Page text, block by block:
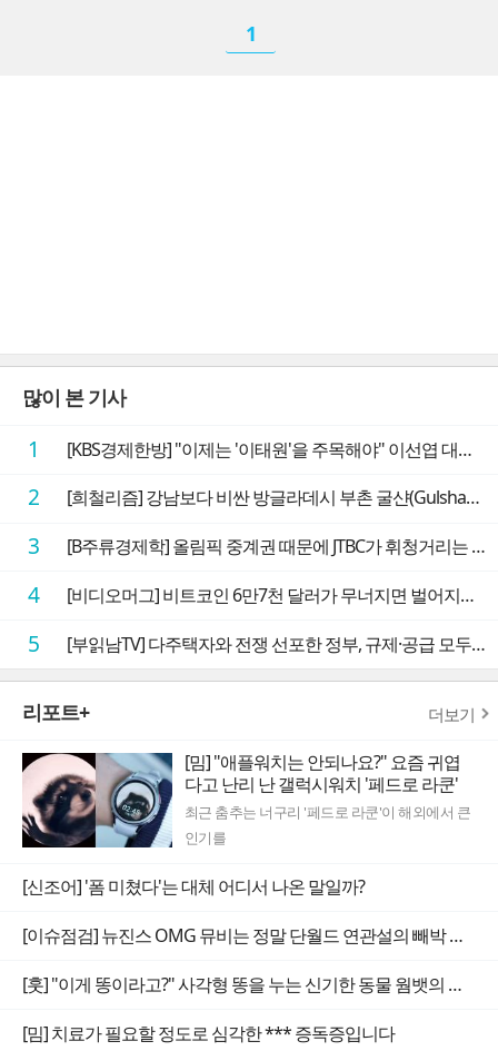
1
많이 본 기사
1 [KBS경제한방] "이제는 '이태원'을 주목해야" 이선엽 대표가 말하는 AI 시대 투자 성과를 가르는 지점들
2 [희철리즘] 강남보다 비싼 방글라데시 부촌 굴샨(Gulshan)의 극단적인 모습에 충격을 받다
3 [B주류경제학] 올림픽 중계권 때문에 JTBC가 휘청거리는 이유
4 [비디오머그] 비트코인 6만7천 달러가 무너지면 벌어지는 일
5 [부읽남TV] 다주택자와 전쟁 선포한 정부, 규제·공급 모두 실효성 의문
리포트+ 더보기
[밈] "애플워치는 안되나요?" 요즘 귀엽
다고 난리 난 갤럭시워치 '페드로 라쿤'
최근 춤추는 너구리 '페드로 라쿤'이 해외에서 큰
인기를
[신조어] '폼 미쳤다'는 대체 어디서 나온 말일까?
[이슈점검] 뉴진스 OMG 뮤비는 정말 단월드 연관설의 빼박 증거일까
[훗] "이게 똥이라고?" 사각형 똥을 누는 신기한 동물 웜뱃의 비밀
[밈] 치료가 필요할 정도로 심각한 *** 증독증입니다